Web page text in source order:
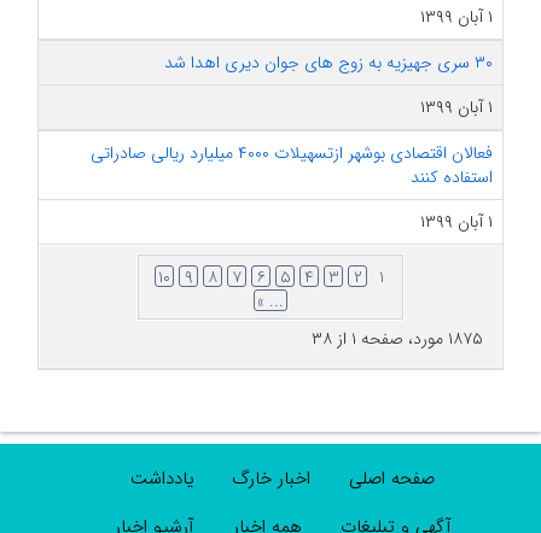
۱ آبان ۱۳۹۹
۳۰ سری جهیزیه به زوج های جوان دیری اهدا شد
۱ آبان ۱۳۹۹
فعالان اقتصادی بوشهر ازتسهیلات ۴۰۰۰ میلیارد ریالی صادراتی
استفاده کنند
۱ آبان ۱۳۹۹
۱ ۲ ۳ ۴ ۵ ۶ ۷ ۸ ۹
۱۰
... »
۱۸۷۵ مورد، صفحه ۱ از ۳۸
صفحه اصلی اخبار خارگ
یادداشت
آگهی و تبلیغات
همه اخبار آرشیو اخبار